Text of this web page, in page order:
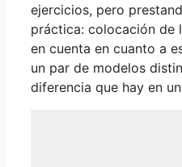
ejercicios, pero
práctica: colocación de
en cuenta en cuanto a
un par de modelos
diferencia que hay en